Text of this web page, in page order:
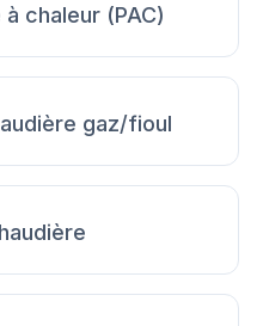
chaleur (PAC)
gaz/fioul